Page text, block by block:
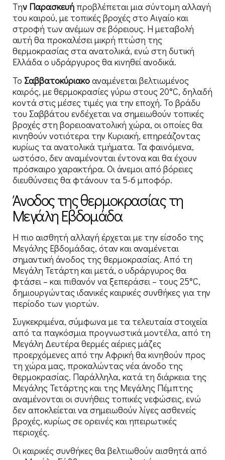
Την Παρασκευή προβλέπεται μια σύντομη αλλαγή
του καιρού, με τοπικές βροχές στο Αιγαίο και
στροφή των ανέμων σε βόρειους. Η μεταβολή
αυτή θα προκαλέσει μικρή πτώση της
θερμοκρασίας στα ανατολικά, ενώ στη δυτική
Ελλάδα ο υδράργυρος θα κινηθεί ανοδικά.
Το Σαββατοκύριακοαναμένεται βελτιωμένος
καιρός, με θερμοκρασίες γύρω στους 20°C, δηλαδή
κοντά στις μέσες τιμές για την εποχή. Το βράδυ
του Σαββάτου ενδέχεται να σημειωθούν τοπικές
βροχές στη βορειοανατολική χώρα, οι οποίες θα
κινηθούν νοτιότερα την Κυριακή, επηρεάζοντας
κυρίως τα ανατολικά τμήματα. Τα φαινόμενα,
ωστόσο, δεν αναμένονται έντονα και θα έχουν
πρόσκαιρο χαρακτήρα. Οι άνεμοι από βόρειες
διευθύνσεις θα φτάνουν τα 5-6 μποφόρ.
Άνοδος της θερμοκρασίας τη
Μεγάλη Εβδομάδα
Η πιο αισθητή αλλαγή έρχεται με την είσοδο της
Μεγάλης Εβδομάδας, όταν και αναμένεται
σημαντική άνοδος της θερμοκρασίας. Από τη
Μεγάλη Τετάρτη και μετά, ο υδράργυρος θα
φτάσει – και πιθανόν να ξεπεράσει – τους 25°C,
δημιουργώντας ιδανικές καιρικές συνθήκες για την
περίοδο των γιορτών.
Συγκεκριμένα, σύμφωνα με τα τελευταία στοιχεία
από τα παγκόσμια προγνωστικά μοντέλα, από τη
Μεγάλη Δευτέρα θερμές αέριες μάζες
προερχόμενες από την Αφρική θα κινηθούν προς
τη χώρα μας, προκαλώντας νέα άνοδο της
θερμοκρασίας. Παράλληλα, κατά τη διάρκεια της
Μεγάλης Τετάρτης και της Μεγάλης Πέμπτης
αναμένονται οι συνήθεις τοπικές νεφώσεις, ενώ
δεν αποκλείεται να σημειωθούν λίγες ασθενείς
βροχές, κυρίως σε ορεινές και ηπειρωτικές
περιοχές.
Οι καιρικές συνθήκες θα βελτιωθούν αισθητά από